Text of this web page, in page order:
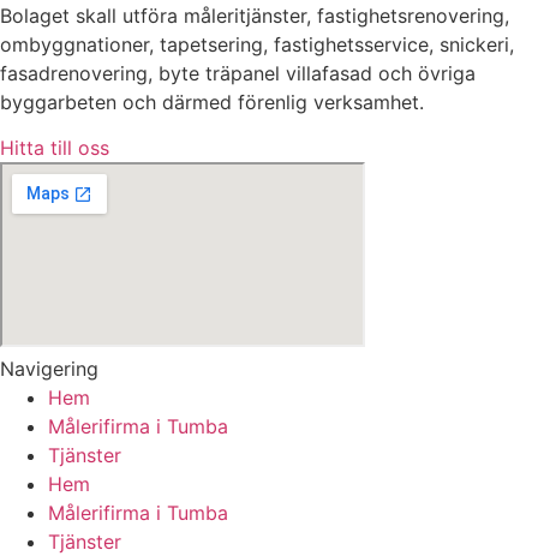
Bolaget skall utföra måleritjänster, fastighetsrenovering,
ombyggnationer, tapetsering, fastighetsservice, snickeri,
fasadrenovering, byte träpanel villafasad och övriga
byggarbeten och därmed förenlig verksamhet.
Hitta till oss
Navigering
Hem
Målerifirma i Tumba
Tjänster
Hem
Målerifirma i Tumba
Tjänster